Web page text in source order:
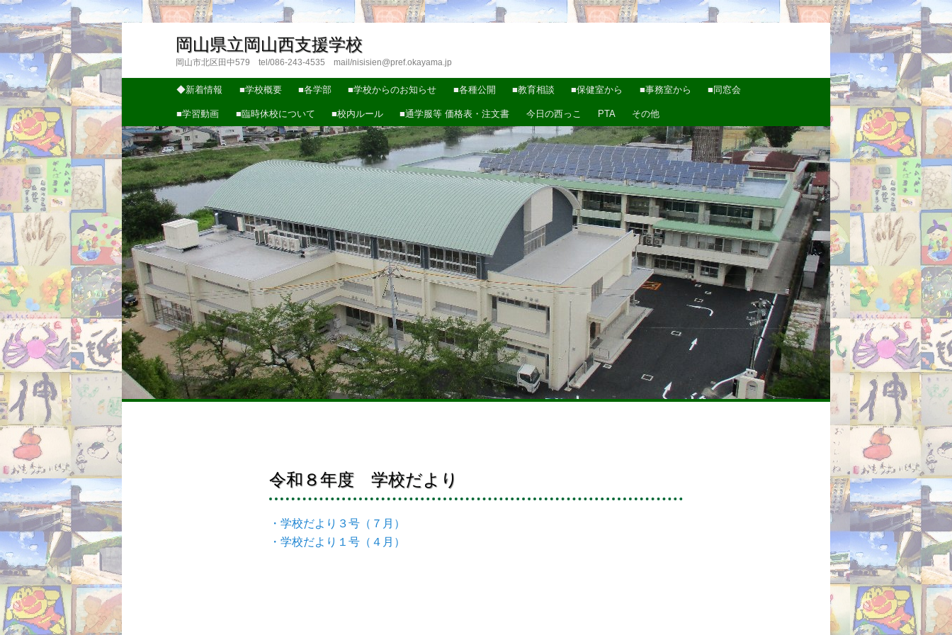
岡山県立岡山西支援学校
岡山市北区田中579 tel/086-243-4535 mail/nisisien@pref.okayama.jp
メインメニューメインコンテンツへ移動
サブコンテンツへ移動
◆新着情報 ■学校概要 ■各学部 ■学校からのお知らせ ■各種公開 ■教育相談 ■保健室から ■事務室から ■同窓会
■学習動画 ■臨時休校について ■校内ルール ■通学服等 価格表・注文書 今日の西っこ PTA その他
令和８年度 学校だより
・学校だより３号（７月）
・学校だより１号（４月）